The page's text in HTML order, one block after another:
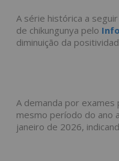
A série histórica a
de chikungunya pelo
diminuição da
A demanda por exames
mesmo período do ano
janeiro de 2026,